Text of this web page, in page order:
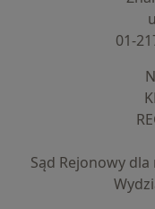
01-
Sąd Rejonowy